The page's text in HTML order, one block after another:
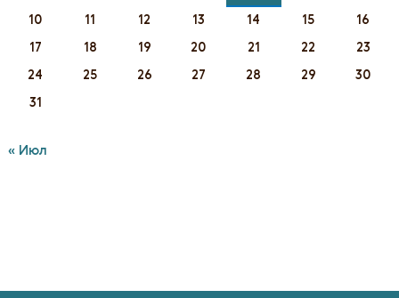
10
11 12 13 14 15
16
17
18 19 20 21 22
23
24
25 26 27 28 29
30
31
« Июл